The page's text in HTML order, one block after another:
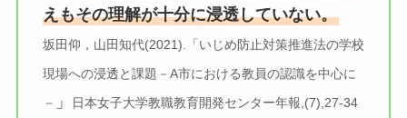
えもその理解が十分に浸透していない。
坂田仰，山田知代(2021).「いじめ防止対策推進法の学校
現場への浸透と課題－A市における教員の認識を中心に
－
」 日本女子大学教職教育開発センター年報,(7),27-34